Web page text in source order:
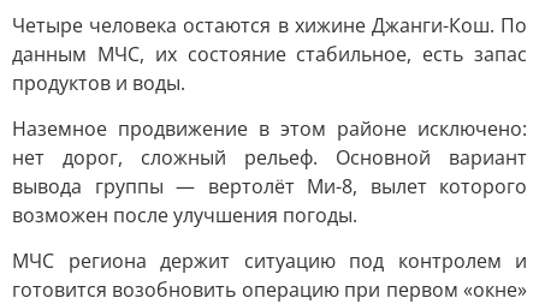
Четыре человека остаются в хижине Джанги-Кош. По
данным МЧС, их состояние стабильное, есть запас
продуктов и воды.
Наземное продвижение в этом районе исключено:
нет дорог, сложный рельеф. Основной вариант
вывода группы — вертолёт Ми-8, вылет которого
возможен после улучшения погоды.
МЧС региона держит ситуацию под контролем и
готовится возобновить операцию при первом «окне»